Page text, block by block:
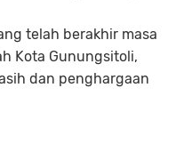
telah berakhir masa
Kota Gunungsitoli,
dan penghargaan